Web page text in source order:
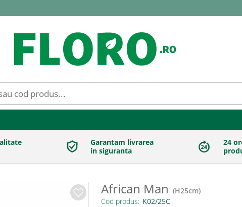
Garantam livrarea
in siguranta
24
African Man (H25cm)
Cod produs: